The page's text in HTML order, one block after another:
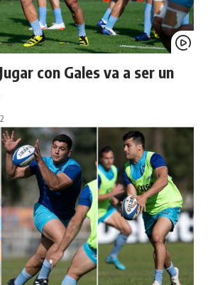
con Gales va a ser un